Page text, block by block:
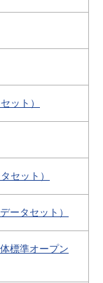
ット）
セット）
ータセット）
標準オープン